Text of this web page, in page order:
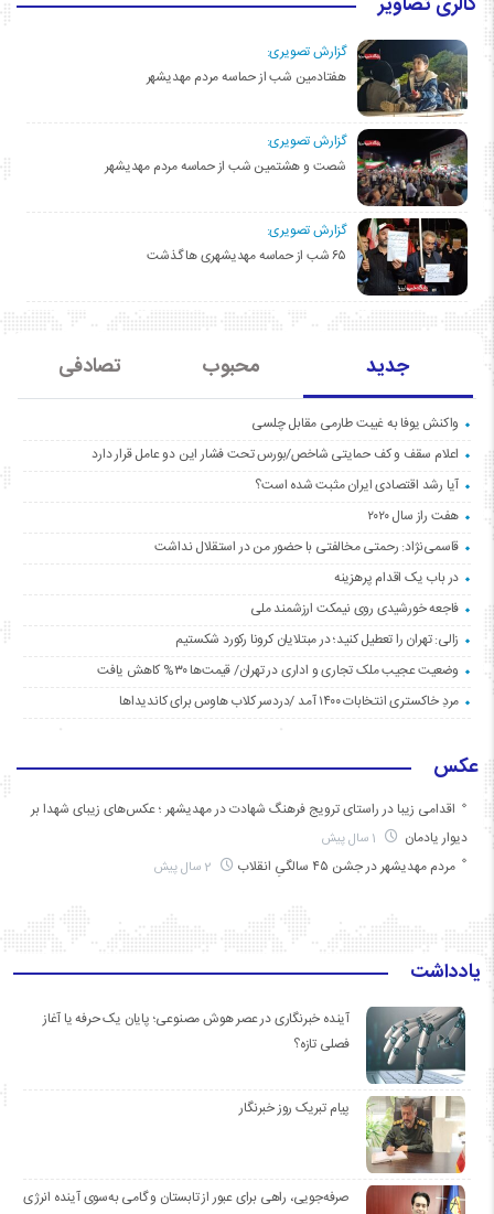
گزارش تصویری:
هفتادمین شب از حماسه مردم مهدیشهر
گزارش تصویری:
شصت و هشتمین شب از حماسه مردم مهدیشهر
گزارش تصویری:
۶۵ شب از حماسه مهدیشهری ها گذشت
جدید محبوب تصادفی
واکنش یوفا به غیبت طارمی مقابل چلسی
اعلام سقف و کف حمایتی شاخص/بورس تحت فشار این دو عامل قرار دارد
آیا رشد اقتصادی ایران مثبت شده است؟
هفت راز سال ۲۰۲۰
قاسمی‌نژاد: رحمتی مخالفتی با حضور من در استقلال نداشت
در باب یک اقدام پرهزینه
فاجعه خورشیدی روی نیمکت ارزشمند ملی
زالی: تهران را تعطیل کنید؛ در مبتلایان کرونا رکورد شکستیم
وضعیت عجیب ملک تجاری و اداری در تهران/ قیمت‌ها ۳۰% کاهش یافت
مردِ خاکستری انتخابات ۱۴۰۰ آمد /دردسر کلاب هاوس برای کاندیداها
عکس
اقدامی زیبا در راستای ترویج فرهنگ شهادت در مهدیشهر ؛ عکس‌های زیبای شهدا بر
دیوار یادمان
مردم مهدیشهر در جشن ۴۵ سالگیِ انقلاب
یادداشت
آینده خبرنگاری در عصر هوش مصنوعی؛ پایان یک حرفه یا آغاز
فصلی تازه؟
پیام تبریک روز خبرنگار
صرفه‌جویی، راهی برای عبور از تابستان و گامی به‌سوی آینده انرژی